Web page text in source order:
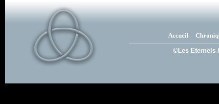
Accueil
©Les Eternels